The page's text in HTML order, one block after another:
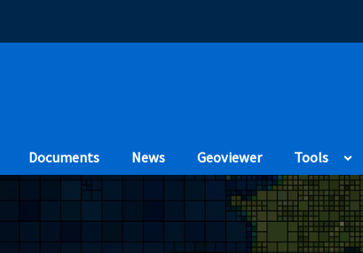
Documents News Geoviewer(Opens in a new
Tools